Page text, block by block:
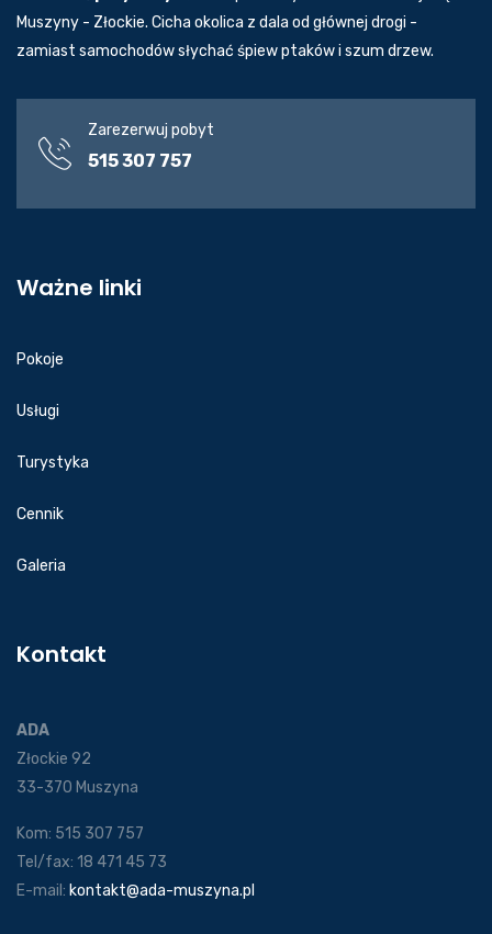
Muszyny - Złockie. Cicha okolica z dala od głównej drogi -
zamiast samochodów słychać śpiew ptaków i szum drzew.
Zarezerwuj pobyt
515 307 757
Ważne linki
Pokoje
Usługi
Turystyka
Cennik
Galeria
Kontakt
ADA
Złockie 92
33-370 Muszyna
Kom: 515 307 757
Tel/fax: 18 471 45 73
E-mail: kontakt@ada-muszyna.pl